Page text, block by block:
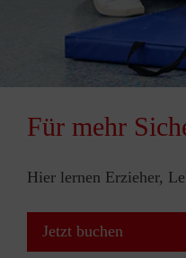
Für mehr
Hier lernen Erzieher,
Jetzt buchen